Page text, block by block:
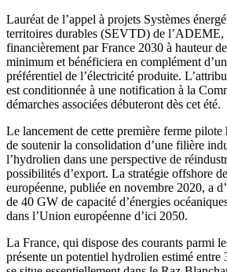
Lauréat de l’appel à projets Systèmes
territoires durables (SEVTD) de l’ADEME,
financièrement par France 2030 à hauteur
minimum et bénéficiera en complément
préférentiel de l’électricité produite.
est conditionnée à une notification à la
démarches associées débuteront dès cet été.
Le lancement de cette première ferme
de soutenir la consolidation d’une filière
l’hydrolien dans une perspective de
possibilités d’export. La stratégie offshore
européenne, publiée en novembre 2020, a
de 40 GW de capacité d’énergies
dans l’Union européenne d’ici 2050.
La France, qui dispose des courants parmi
présente un potentiel hydrolien estimé entre